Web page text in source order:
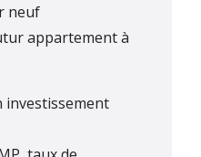
neuf
appartement à
investissement